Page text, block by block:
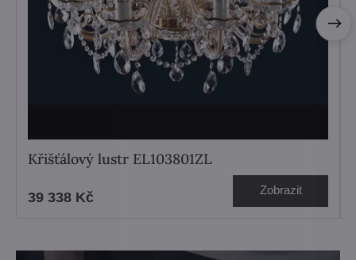
Křišťálový lustr EL103801ZL
39 338 Kč Zobrazit